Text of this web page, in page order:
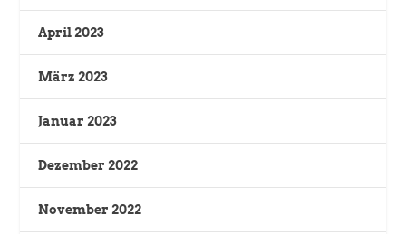
April 2023
März 2023
Januar 2023
Dezember 2022
November 2022